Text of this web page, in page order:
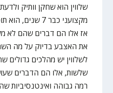
שלווין הוא שחקן וותיק
מקצועני כבר 7
אז אלו הם דברים שהם לא
את האצבע בדיוק על מה
לשלווין יש מהלכים גדולים
שלשות, אלו הם הדברים
רמה גבוהה ואינטנסיביות